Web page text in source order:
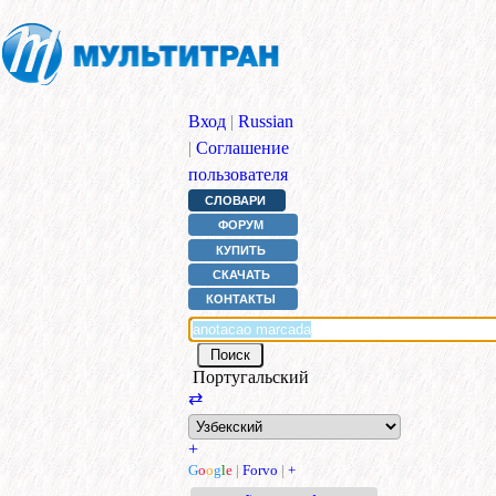
Вход | Russian
| Соглашение
пользователя
СЛОВАРИ
ФОРУМ
КУПИТЬ
СКАЧАТЬ
КОНТАКТЫ
Португальский
⇄
+
Google | Forvo | +